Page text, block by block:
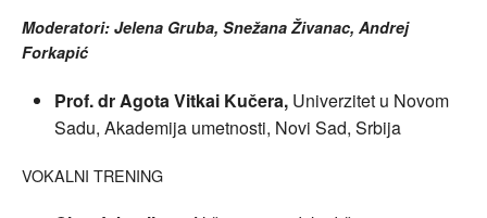
Moderatori: Jelena Gruba, Snežana Živanac, Andrej
Forkapić
Prof. dr Agota Vitkai Kučera, Univerzitet u Novom
Sadu, Akademija umetnosti, Novi Sad, Srbija
VOKALNI TRENING